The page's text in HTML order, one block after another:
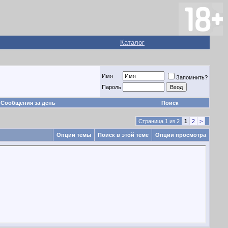
Каталог
Имя
Запомнить?
Пароль
Сообщения за день Поиск
Страница 1 из 2 1 2 >
Опции темы Поиск в этой теме Опции просмотра